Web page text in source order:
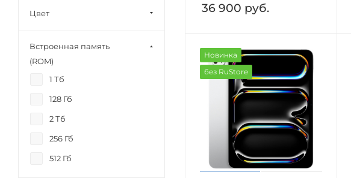
36 900 руб.
Новинка
без RuStore
Цвет
Встроенная память
(ROM)
1 Тб
128 Гб
2 Тб
256 Гб
512 Гб